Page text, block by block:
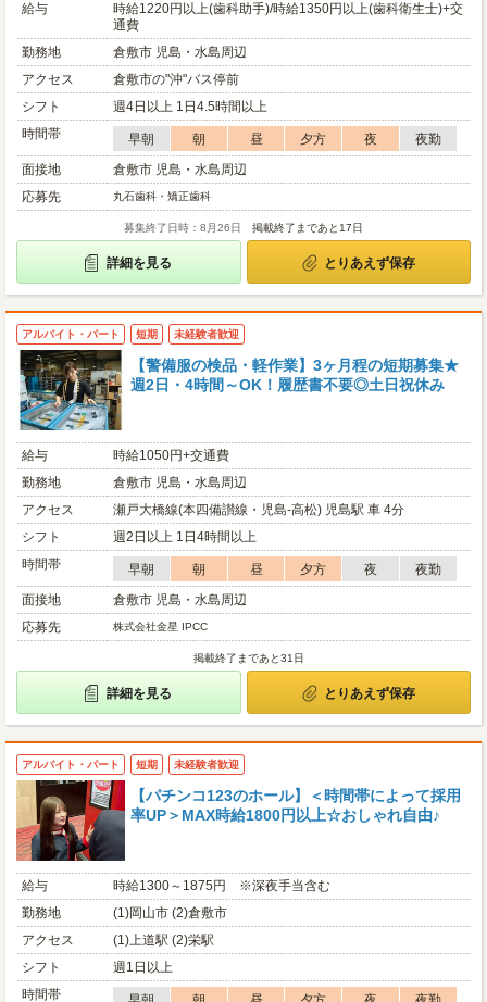
給与
時給1220円以上(歯科助手)/時給1350円以上(歯科衛生士)+交
通費
勤務地
倉敷市 児島・水島周辺
アクセス
倉敷市の"沖"バス停前
シフト
週4日以上 1日4.5時間以上
時間帯
早朝 朝 昼 夕方 夜
夜勤
面接地
倉敷市 児島・水島周辺
応募先
丸石歯科・矯正歯科
募集終了日時：8月26日 掲載終了まであと17日
詳細を見る とりあえず保存
アルバイト・パート 短期 未経験者歓迎
【警備服の検品・軽作業】3ヶ月程の短期募集★
週2日・4時間～OK！履歴書不要◎土日祝休み
給与
時給1050円+交通費
勤務地
倉敷市 児島・水島周辺
アクセス
瀬戸大橋線(本四備讃線・児島-高松) 児島駅 車 4分
シフト
週2日以上 1日4時間以上
時間帯
早朝 朝 昼 夕方 夜
夜勤
面接地
倉敷市 児島・水島周辺
応募先
株式会社金星 IPCC
掲載終了まであと31日
詳細を見る とりあえず保存
アルバイト・パート 短期 未経験者歓迎
【パチンコ123のホール】＜時間帯によって採用
率UP＞MAX時給1800円以上☆おしゃれ自由♪
給与
時給1300～1875円 ※深夜手当含む
勤務地
(1)岡山市 (2)倉敷市
アクセス
(1)上道駅 (2)栄駅
シフト
週1日以上
時間帯